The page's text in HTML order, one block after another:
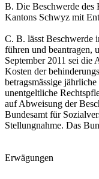
B. Die Beschwerde des
Kantons Schwyz mit
C. B. lässt Beschwerde
führen und beantragen,
September 2011 sei die
Kosten der
betragsmässige
unentgeltliche
auf Abweisung der
Bundesamt für
Stellungnahme. Das
Erwägungen